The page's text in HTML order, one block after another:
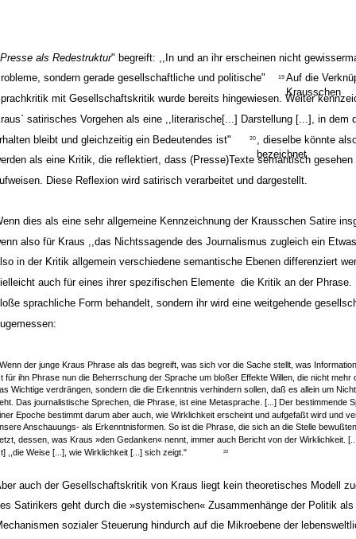
Presse als Redestruktur" begreift: ,,In und an ihr erscheinen nicht
sondern gerade gesellschaftliche und politische"
19 Auf die
Krausschen
mit Gesellschaftskritik wurde bereits hingewiesen. Weiter
satirisches Vorgehen als eine ,,literarische[...] Darstellung [...], in dem
bleibt und gleichzeitig ein Bedeutendes ist"
20
, dieselbe könnte
bezeichnet
als eine Kritik, die reflektiert, dass (Presse)Texte semantisch gesehen
Diese Reflexion wird satirisch verarbeitet und dargestellt.
dies als eine sehr allgemeine Kennzeichnung der Krausschen Satire
also für Kraus ,,das Nichtssagende des Journalismus zugleich ein
in der Kritik allgemein verschiedene semantische Ebenen differenziert
auch für eines ihrer spezifischen Elemente ­ die Kritik an der Phrase.
sprachliche Form behandelt, sondern ihr wird eine weitgehende
der junge Kraus Phrase als das begreift, was sich vor die Sache stellt, was
für ihn Phrase nun die Beherrschung der Sprache um bloßer Effekte Willen, die nicht mehr
Wichtige verdrängen, sondern die die Erkenntnis verhindern sollen, daß es allein um
Das journalistische Sprechen, die Phrase, ist eine Metasprache. [...] Der bestimmende
Epoche bestimmt darum aber auch, wie Wirklichkeit erscheint und aufgefaßt wird und
Anschauungs- als Erkenntnisformen. So ist die Phrase, die sich an die Stelle
dessen, was Kraus »den Gedanken« nennt, immer auch Bericht von der Wirklichkeit.
,,die Weise [...], wie Wirklichkeit [...] sich zeigt."
22
auch der Gesellschaftskritik von Kraus liegt kein theoretisches Modell
Satirikers geht durch die »systemischen« Zusammenhänge der Politik als
sozialer Steuerung hindurch auf die Mikroebene der